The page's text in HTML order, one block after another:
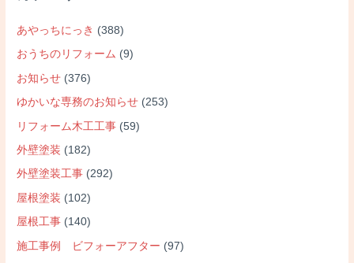
あやっちにっき (388)
おうちのリフォーム (9)
お知らせ (376)
ゆかいな専務のお知らせ (253)
リフォーム木工工事 (59)
外壁塗装 (182)
外壁塗装工事 (292)
屋根塗装 (102)
屋根工事 (140)
施工事例 ビフォーアフター (97)